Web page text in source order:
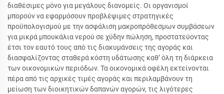
διαθέσιμες μόνο για μεγάλους διανομείς. Οι οργανισμοί
μπορούν να εφαρμόσουν προβλέψιμες στρατηγικές
προϋπολογισμού με την ασφάλιση μακροπρόθεσμων συμβάσεων
για μικρά μπουκάλια νερού σε χύδην πώληση, προστατεύοντας
έτσι τον εαυτό τους από τις διακυμάνσεις της αγοράς και
διασφαλίζοντας σταθερά κόστη υδάτωσης καθ’ όλη τη διάρκεια
των οικονομικών περιόδων. Τα οικονομικά οφέλη εκτείνονται
πέρα από τις αρχικές τιμές αγοράς και περιλαμβάνουν τη
μείωση των διοικητικών δαπανών αγορών, τις λιγότερες